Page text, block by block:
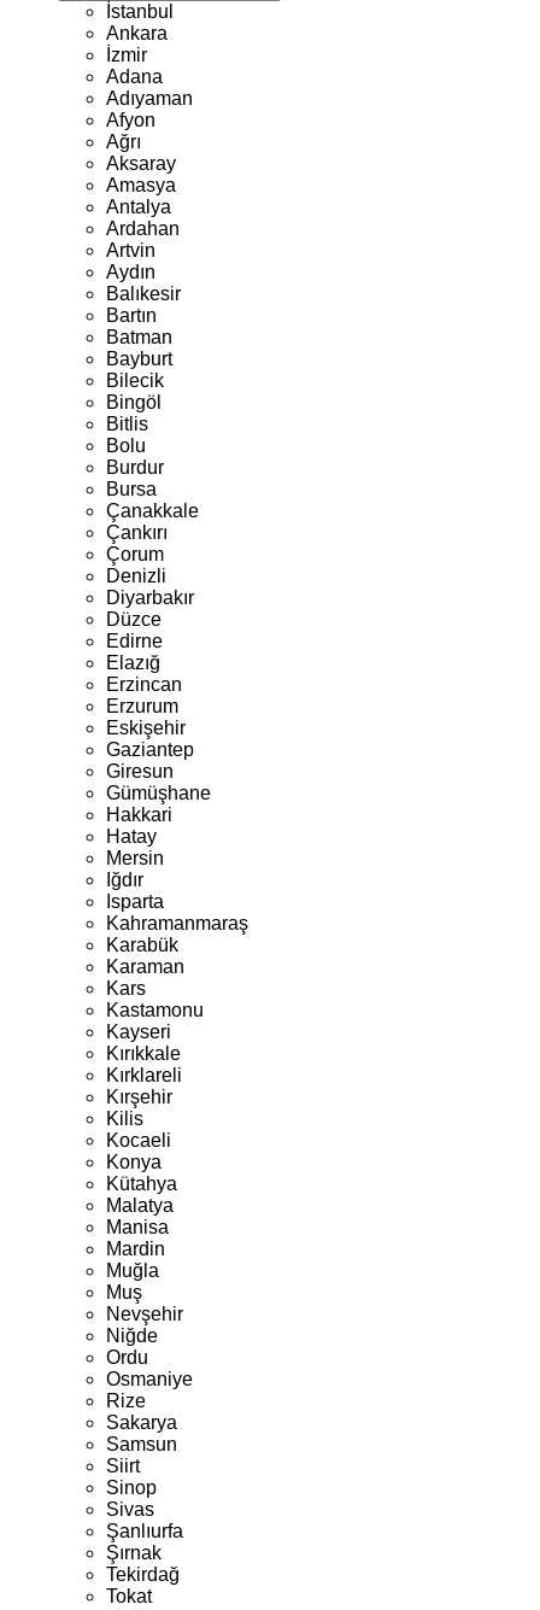
İstanbul
Ankara
İzmir
Adana
Adıyaman
Afyon
Ağrı
Aksaray
Amasya
Antalya
Ardahan
Artvin
Aydın
Balıkesir
Bartın
Batman
Bayburt
Bilecik
Bingöl
Bitlis
Bolu
Burdur
Bursa
Çanakkale
Çankırı
Çorum
Denizli
Diyarbakır
Düzce
Edirne
Elazığ
Erzincan
Erzurum
Eskişehir
Gaziantep
Giresun
Gümüşhane
Hakkari
Hatay
Mersin
Iğdır
Isparta
Kahramanmaraş
Karabük
Karaman
Kars
Kastamonu
Kayseri
Kırıkkale
Kırklareli
Kırşehir
Kilis
Kocaeli
Konya
Kütahya
Malatya
Manisa
Mardin
Muğla
Muş
Nevşehir
Niğde
Ordu
Osmaniye
Rize
Sakarya
Samsun
Siirt
Sinop
Sivas
Şanlıurfa
Şırnak
Tekirdağ
Tokat